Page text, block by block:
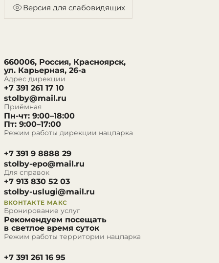
Версия для слабовидящих
660006, Россия, Красноярск,
ул. Карьерная, 26-а
Адрес дирекции
+7 391 261 17 10
stolby@mail.ru
Приёмная
Пн-чт: 9:00–18:00
Пт: 9:00–17:00
Режим работы дирекции нацпарка
+7 391 9 8888 29
stolby-epo@mail.ru
Для справок
+7 913 830 52 03
stolby-uslugi@mail.ru
ВКОНТАКТЕ МАКС
Бронирование услуг
Рекомендуем посещать
в светлое время суток
Режим работы территории нацпарка
+7 391 261 16 95